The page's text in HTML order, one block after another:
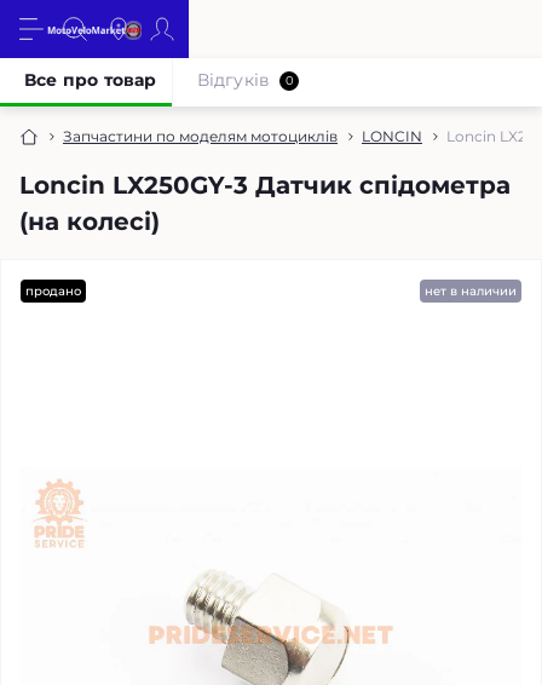
Запчастини по моделям мотоциклів LONCIN Loncin
Loncin LX250GY-3 Датчик спідометра
(на колесі)
Все про товар Відгуків 0
продано нет в наличии